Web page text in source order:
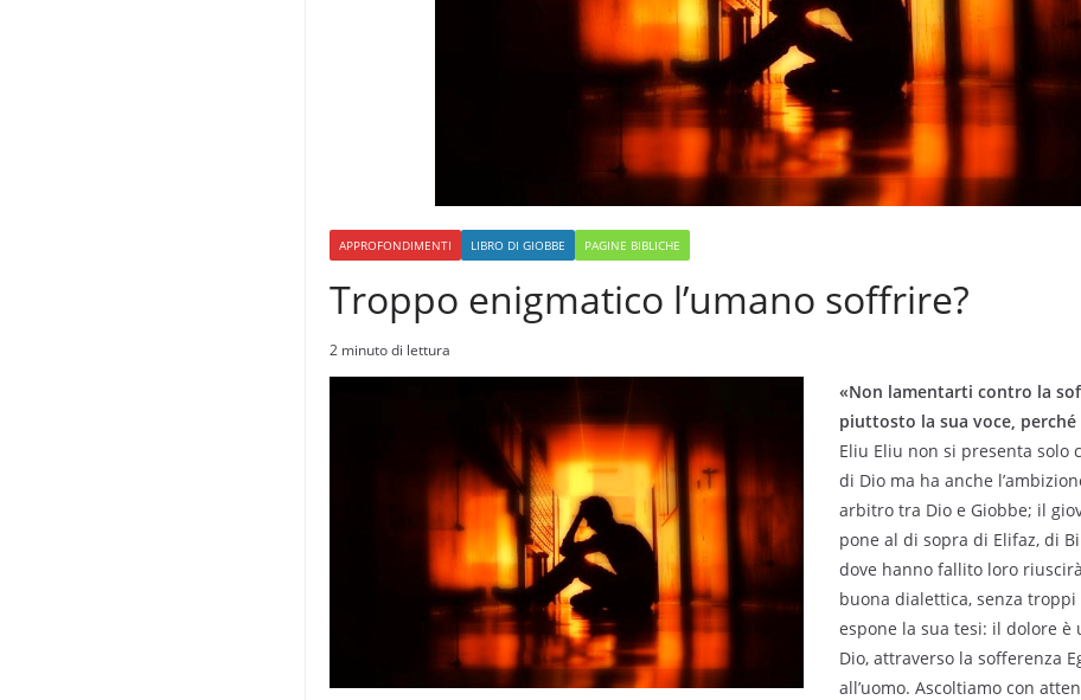
APPROFONDIMENTI LIBRO DI GIOBBE PAGINE BIBLICHE
Troppo enigmatico l’umano soffrire?
2 minuto di lettura
«Non lamentarti contro la
piuttosto la sua voce, perché
Eliu Eliu non si presenta solo
di Dio ma ha anche
arbitro tra Dio e Giobbe; il
pone al di sopra di Elifaz, di
dove hanno fallito loro
buona dialettica, senza
espone la sua tesi: il dolore è
Dio, attraverso la sofferenza
all’uomo. Ascoltiamo con